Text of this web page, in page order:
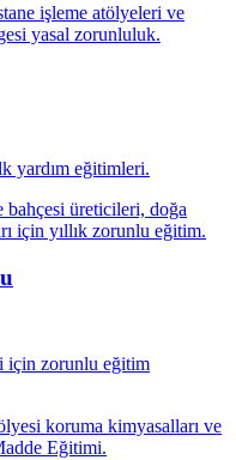
işleme atölyeleri ve
yasal zorunluluk.
yardım eğitimleri.
bahçesi üreticileri, doğa
için yıllık zorunlu eğitim.
için zorunlu eğitim
koruma kimyasalları ve
Eğitimi.